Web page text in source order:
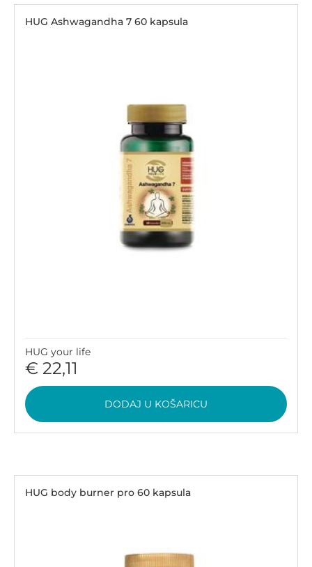
HUG Ashwagandha 7 60 kapsula
HUG your life
€ 22,11
DODAJ U KOŠARICU
HUG body burner pro 60 kapsula